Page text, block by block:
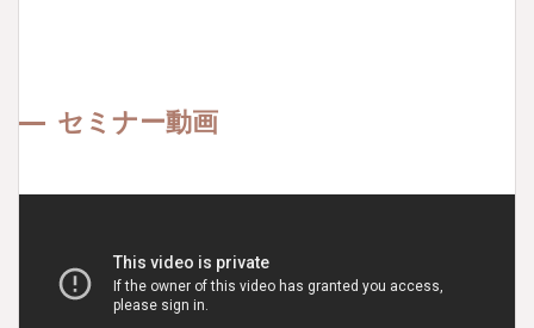
セミナー動画